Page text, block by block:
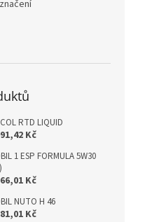
RTD LIQUID
Kč
1 ESP FORMULA 5W30
Kč
NUTO H 46
Kč